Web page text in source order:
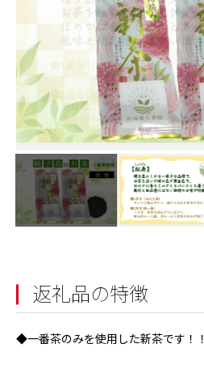
返礼品の特徴
◆一番茶のみを使用した新茶です！！